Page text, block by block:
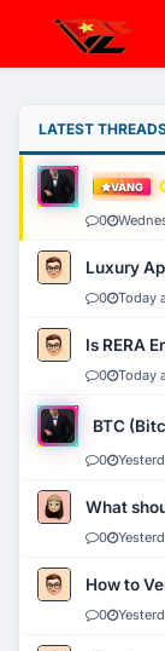
LATEST
VÀNG
0
Luxury
0 Today
Is RERA
0 Today
BTC
0
What
0
How to
0